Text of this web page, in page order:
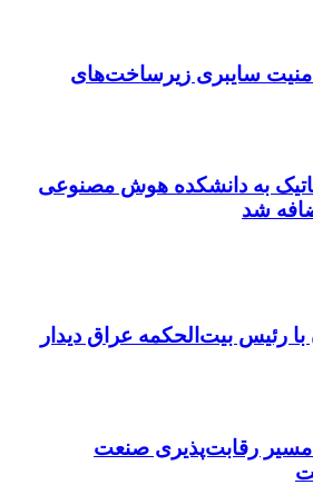
سایبری زیرساخت‌های
به دانشکده هوش مصنوعی
شد
با رئیس بیت‌الحکمه عراق دیدار
مسیر رقابت‌پذیری صنعت